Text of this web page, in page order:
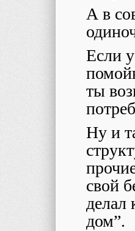
А в
Если
ты
Ну и
свой
делал
дом”.